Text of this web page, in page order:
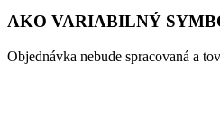
AKO VARIABILNÝ
Objednávka nebude spracovaná a